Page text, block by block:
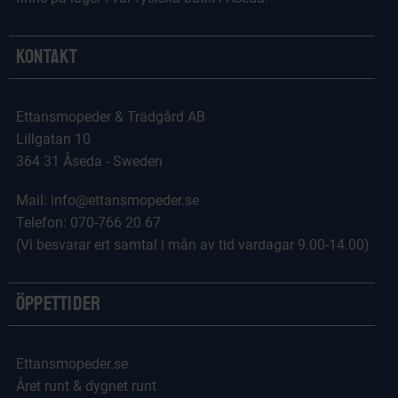
Kontakt
Ettansmopeder & Trädgård AB
Lillgatan 10
364 31 Åseda - Sweden
Mail: info@ettansmopeder.se
Telefon: 070-766 20 67
(Vi besvarar ert samtal i mån av tid vardagar 9.00-14.00)
Öppettider
Ettansmopeder.se
Året runt & dygnet runt